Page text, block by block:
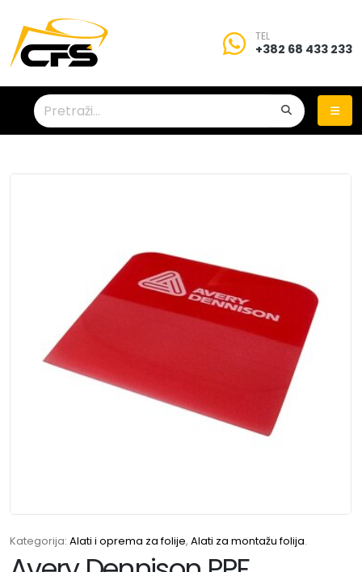
TEL
+382 68 433 233
Kategorija: Alati i oprema za folije, Alati za montažu folija.